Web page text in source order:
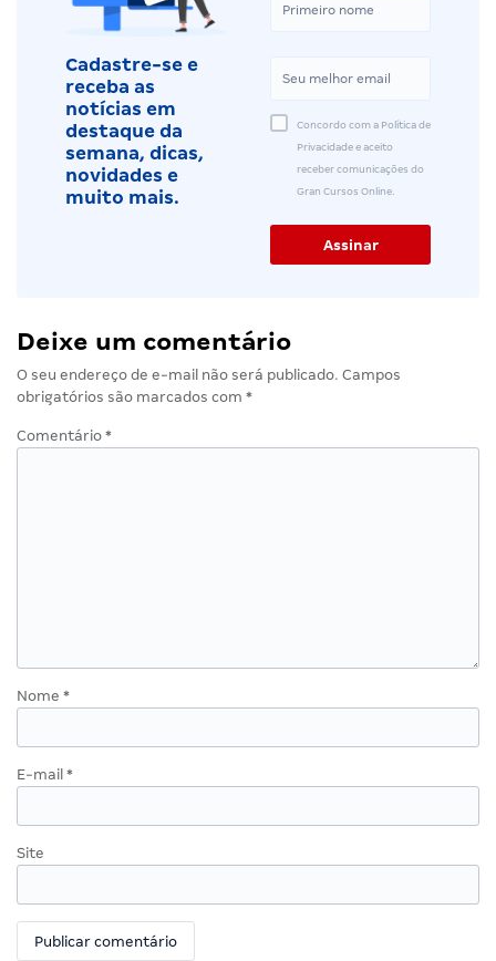
Cadastre-se e
receba as
notícias em
destaque da
semana, dicas,
novidades e
muito mais.
Concordo com a Política de
Privacidade e aceito
receber comunicações do
Gran Cursos Online.
Deixe um comentário
O seu endereço de e-mail não será publicado. Campos
obrigatórios são marcados com *
Comentário *
Nome *
E-mail *
Site